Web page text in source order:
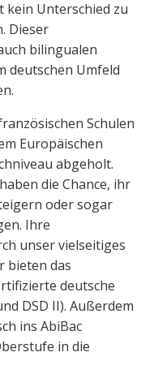
Unterschied zu
Dieser
bilingualen
deutschen Umfeld
Schulen
Europäischen
abgeholt.
die Chance, ihr
oder sogar
Ihre
unser vielseitiges
bieten das
deutsche
DSD II). Außerdem
ins AbiBac
in die